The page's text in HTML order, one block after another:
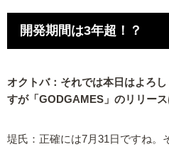
開発期間は3年超！？
オクトバ：それでは本日はよろ
すが「GODGAMES」のリリー
堤氏：正確には7月31日ですね。